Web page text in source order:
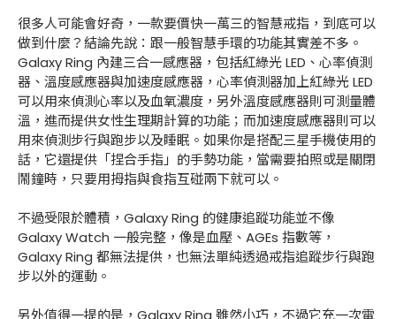
很多人可能會好奇，一款要價快一萬三的智慧戒指，到底可以
做到什麼？結論先說：跟一般智慧手環的功能其實差不多。
Galaxy Ring 內建三合一感應器，包括紅綠光 LED、心率偵測
器、溫度感應器與加速度感應器，心率偵測器加上紅綠光 LED
可以用來偵測心率以及血氧濃度，另外溫度感應器則可測量體
溫，進而提供女性生理期計算的功能；而加速度感應器則可以
用來偵測步行與跑步以及睡眠。如果你是搭配三星手機使用的
話，它還提供「捏合手指」的手勢功能，當需要拍照或是關閉
鬧鐘時，只要用拇指與食指互碰兩下就可以。
不過受限於體積，Galaxy Ring 的健康追蹤功能並不像
Galaxy Watch 一般完整，像是血壓、AGEs 指數等，
Galaxy Ring 都無法提供，也無法單純透過戒指追蹤步行與跑
步以外的運動。
另外值得一提的是，Galaxy Ring 雖然小巧，不過它充一次電